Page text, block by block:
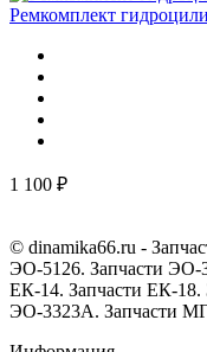
Ремкомплект
1 100 ₽
© dinamika66.ru -
ЭО-5126. Запчасти ЭО-
ЕК-14. Запчасти ЕК-18.
ЭО-3323А. Запчасти